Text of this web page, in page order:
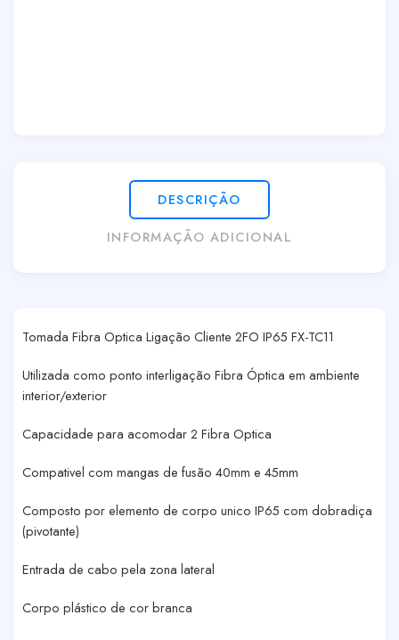
DESCRIÇÃO
INFORMAÇÃO ADICIONAL
Tomada Fibra Optica Ligação Cliente 2FO IP65 FX-TC11
Utilizada como ponto interligação Fibra Óptica em ambiente
interior/exterior
Capacidade para acomodar 2 Fibra Optica
Compativel com mangas de fusão 40mm e 45mm
Composto por elemento de corpo unico IP65 com dobradiça
(pivotante)
Entrada de cabo pela zona lateral
Corpo plástico de cor branca